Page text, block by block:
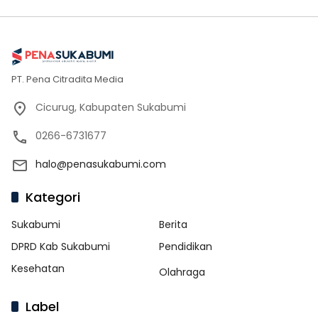
PT. Pena Citradita Media
Cicurug, Kabupaten Sukabumi
0266-6731677
halo@penasukabumi.com
Kategori
Sukabumi
Berita
DPRD Kab Sukabumi
Pendidikan
Kesehatan
Olahraga
Label